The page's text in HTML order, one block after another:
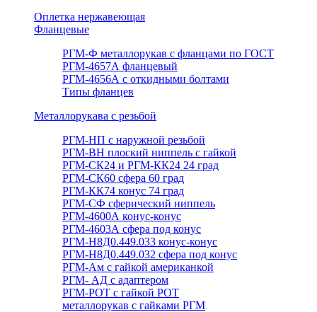
Оплетка нержавеющая
Фланцевые
РГМ-Ф металлорукав с фланцами по ГОСТ
РГМ-4657А фланцевый
РГМ-4656А с откидными болтами
Типы фланцев
Металлорукава с резьбой
РГМ-НП с наружной резьбой
РГМ-ВН плоский ниппель с гайкой
РГМ-СК24 и РГМ-КК24 24 град
РГМ-СК60 сфера 60 град
РГМ-КК74 конус 74 град
РГМ-СФ сферический ниппель
РГМ-4600А конус-конус
РГМ-4603А сфера под конус
РГМ-Н8Д0.449.033 конус-конус
РГМ-Н8Д0.449.032 сфера под конус
РГМ-Ам с гайкой американкой
РГМ- АД с адаптером
РГМ-РОТ с гайкой РОТ
металлорукав с гайками РГМ